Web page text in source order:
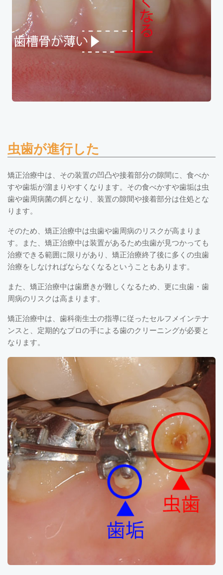
虫歯が進行した
矯正治療中は、その装置の凹凸や接着部分の隙間に、食べか
すや歯垢が溜まりやすくなります。その食べかすや歯垢は虫
歯や歯周病菌の餌となり、装置の隙間や接着部分は住処とな
ります。
そのため、矯正治療中は虫歯や歯周病のリスクが高まりま
す。また、矯正治療中は装置があるため虫歯が見つかっても
治療できる範囲に限りがあり、矯正治療終了後に多くの虫歯
治療をしなければならなくなるということもあります。
また、矯正治療中は歯磨きが難しくなるため、更に虫歯・歯
周病のリスクは高まります。
矯正治療中は、歯科衛生士の指導に従ったセルフメインテナ
ンスと、定期的なプロの手による歯のクリーニングが必要と
なります。